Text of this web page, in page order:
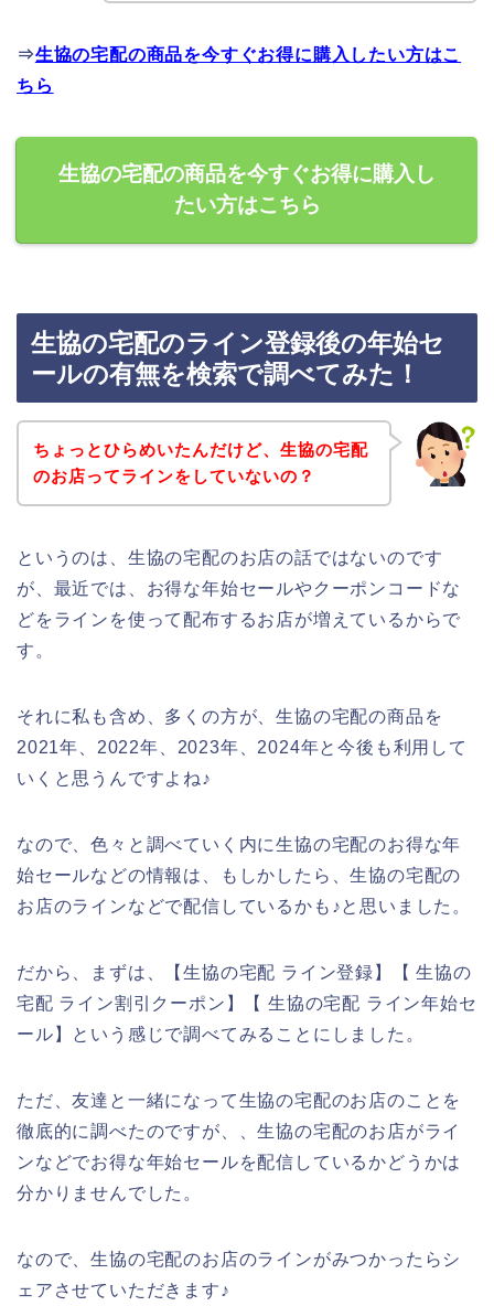
⇒生協の宅配の商品を今すぐお得に購入したい方はこ
ちら
生協の宅配の商品を今すぐお得に購入し
たい方はこちら
生協の宅配のライン登録後の年始セ
ールの有無を検索で調べてみた！
ちょっとひらめいたんだけど、生協の宅配
のお店ってラインをしていないの？
というのは、生協の宅配のお店の話ではないのです
が、最近では、お得な年始セールやクーポンコードな
どをラインを使って配布するお店が増えているからで
す。
それに私も含め、多くの方が、生協の宅配の商品を
2021年、2022年、2023年、2024年と今後も利用して
いくと思うんですよね♪
なので、色々と調べていく内に生協の宅配のお得な年
始セールなどの情報は、もしかしたら、生協の宅配の
お店のラインなどで配信しているかも♪と思いました。
だから、まずは、【生協の宅配 ライン登録】【 生協の
宅配 ライン割引クーポン】【 生協の宅配 ライン年始セ
ール】という感じで調べてみることにしました。
ただ、友達と一緒になって生協の宅配のお店のことを
徹底的に調べたのですが、、生協の宅配のお店がライ
ンなどでお得な年始セールを配信しているかどうかは
分かりませんでした。
なので、生協の宅配のお店のラインがみつかったらシ
ェアさせていただきます♪